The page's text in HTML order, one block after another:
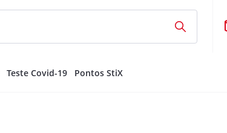
Teste Covid-19 Pontos StiX